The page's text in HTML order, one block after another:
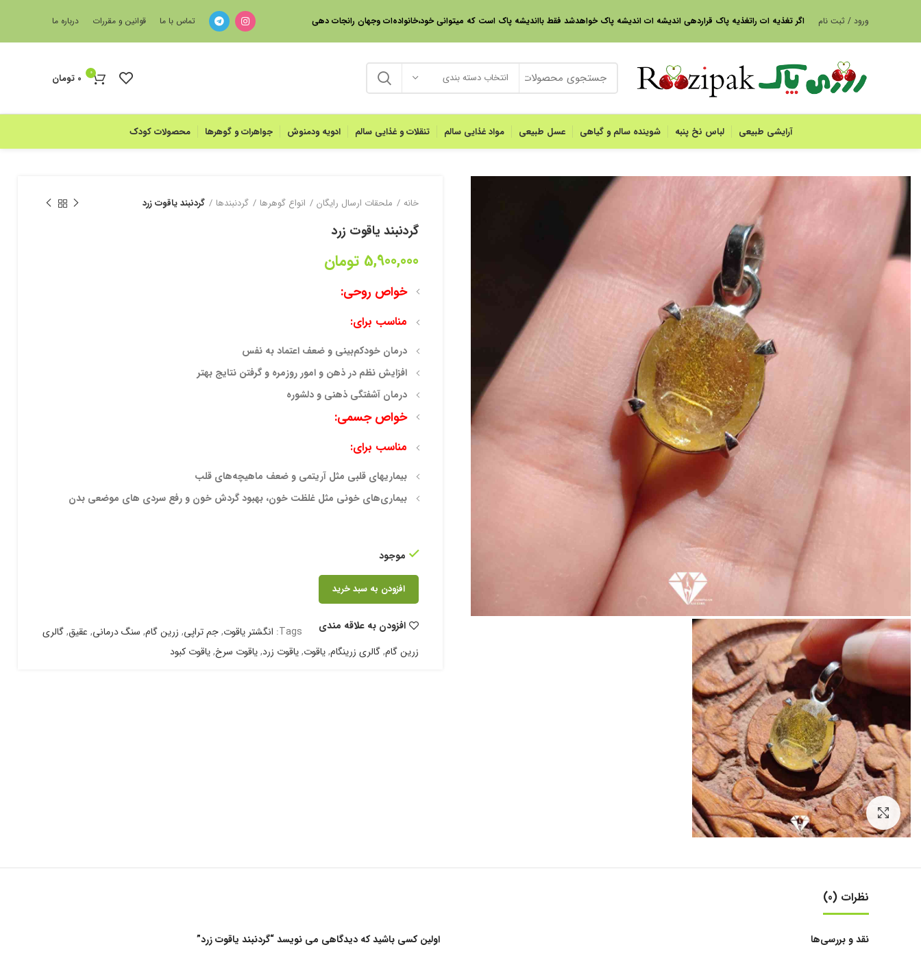
ورود / ثبت نام اگر تغذیه ات راتغذیه پاک قراردهی اندیشه ات اندیشه پاک خواهدشد فقط بااندیشه پاک است که میتوانی خود،خانواده‌ات وجهان رانجات دهی تماس با ما قوانین و مقررات درباره ما
انتخاب دسته بندی 0
0 تومان
آرایشی طبیعی لباس نخ پنبه شوینده سالم و گیاهی عسل طبیعی مواد غذایی سالم تنقلات و غذایی سالم ادویه ودمنوش جواهرات و گوهرها محصولات کودک
بزرگنمایی تصویر
خانه ملحقات ارسال رایگان انواع گوهرها گردنبند‌‌ها گردنبند یاقوت زرد
گردنبند یاقوت زرد
5,900,000 تومان
خواص روحی:
مناسب برای:
درمان خودکم‌بینی و ضعف اعتماد به نفس
افزایش نظم در ذهن و امور روزمره و گرفتن نتایج بهتر
درمان آشفتگی ذهنی و دلشوره
خواص جسمی:
مناسب برای:
بیماریهای قلبی مثل آریتمی و ضعف ماهیچه‌های قلب
بیماری‌های خونی مثل غلظت خون، بهبود گردش خون و رفع سردی های موضعی بدن
موجود
افزودن به سبد خرید
افزودن به علاقه مندی Tags: انگشتر یاقوت,جم تراپی, زرین گام, سنگ درمانی, عقیق,گالری
زرین گام,گالری زرینگام,یاقوت,یاقوت زرد,یاقوت سرخ,یاقوت کبود
نظرات (0)
نقد و بررسی‌ها
اولین کسی باشید که دیدگاهی می نویسد “گردنبند یاقوت زرد”